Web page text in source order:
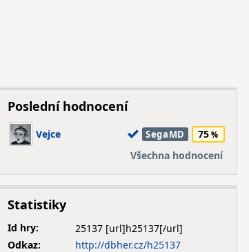
Poslední hodnocení
Vejce SegaMD
75
Všechna hodnocení
Statistiky
Id hry:
25137
Odkaz:
http://dbher.cz/h25137